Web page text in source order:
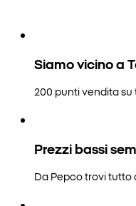
Siamo vicino a
200 punti vendita
Prezzi bassi
Da Pepco trovi tutto